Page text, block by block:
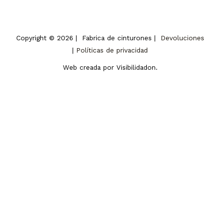
Copyright © 2026 | Fabrica de cinturones | Devoluciones
| Políticas de privacidad
Web creada por Visibilidadon.